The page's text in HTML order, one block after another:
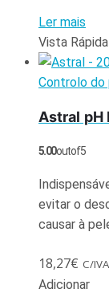
Ler mais
Vista Rápida
Controlo do
Astral pH
5.00out of 5
evitar o
causar à
18,27€ C/IVA
Adicionar